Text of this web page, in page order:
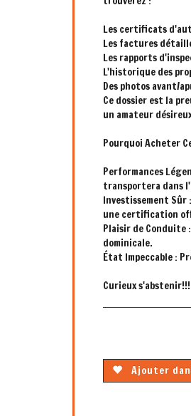
Les certificats
Les factures
Les rapports
L'historique des
Des photos avant/
Ce dossier est la
un amateur
Pourquoi Acheter
Performances
transportera dans
Investissement Sûr
une certification
Plaisir de Conduite
dominicale.
État Impeccable :
Curieux
Ajouter